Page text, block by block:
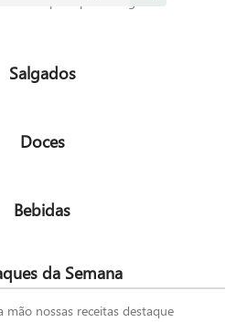
Salgados
Doces
Bebidas
da Semana
mão nossas receitas destaque